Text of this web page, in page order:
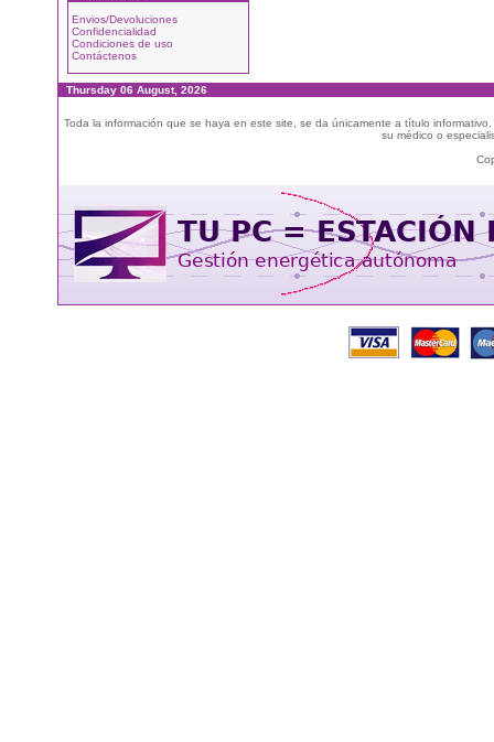
Envios/Devoluciones
Confidencialidad
Condiciones de uso
Contáctenos
Thursday 06 August, 2026
Toda la información que se haya en este site, se da únicamente a título
su médico o